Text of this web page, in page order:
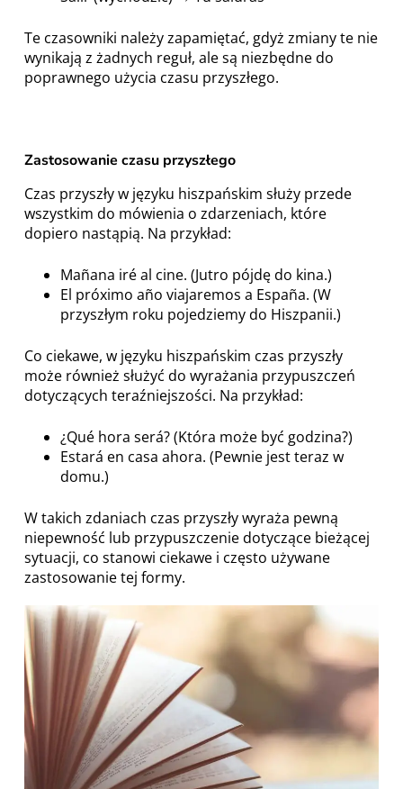
Te czasowniki należy zapamiętać, gdyż zmiany te nie
wynikają z żadnych reguł, ale są niezbędne do
poprawnego użycia czasu przyszłego.
Zastosowanie czasu przyszłego
Czas przyszły w języku hiszpańskim służy przede
wszystkim do mówienia o zdarzeniach, które
dopiero nastąpią. Na przykład:
Mañana iré al cine. (Jutro pójdę do kina.)
El próximo año viajaremos a España. (W
przyszłym roku pojedziemy do Hiszpanii.)
Co ciekawe, w języku hiszpańskim czas przyszły
może również służyć do wyrażania przypuszczeń
dotyczących teraźniejszości. Na przykład:
¿Qué hora será? (Która może być godzina?)
Estará en casa ahora. (Pewnie jest teraz w
domu.)
W takich zdaniach czas przyszły wyraża pewną
niepewność lub przypuszczenie dotyczące bieżącej
sytuacji, co stanowi ciekawe i często używane
zastosowanie tej formy.